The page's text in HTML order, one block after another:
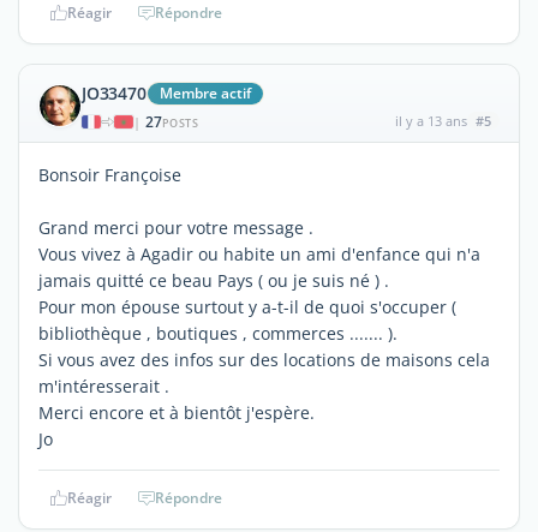
Réagir Répondre
JO33470 Membre actif
| 27POSTS il y a 13 ans #5
Bonsoir Françoise
Grand merci pour votre message .
Vous vivez à Agadir ou habite un ami d'enfance qui n'a
jamais quitté ce beau Pays ( ou je suis né ) .
Pour mon épouse surtout y a-t-il de quoi s'occuper (
bibliothèque , boutiques , commerces ....... ).
Si vous avez des infos sur des locations de maisons cela
m'intéresserait .
Merci encore et à bientôt j'espère.
Jo
Réagir Répondre